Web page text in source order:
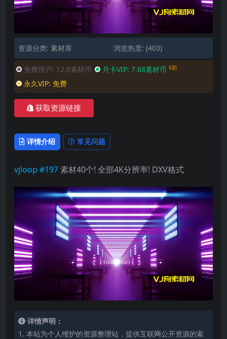
资源分类: 素材库 浏览热度: (403)
免费用户: 12.8素材币 月卡VIP: 7.68素材币 6折
永久VIP: 免费
获取资源链接
详情介绍 常见问题
vjloop #197素材40个! 全部4K分辨率! DXV格式
详情声明：
1. 本站为个人维护的资源整理站，提供互联网公开资源的索